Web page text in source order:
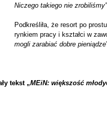
Niczego takiego nie zrobiliśmy”
Podkreśliła, że resort po
rynkiem pracy i kształci w
mogli zarabiać dobre pieniądze
tekst„MEiN: większość